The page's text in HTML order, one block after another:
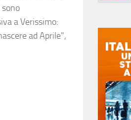
a Verissimo:
ad Aprile",